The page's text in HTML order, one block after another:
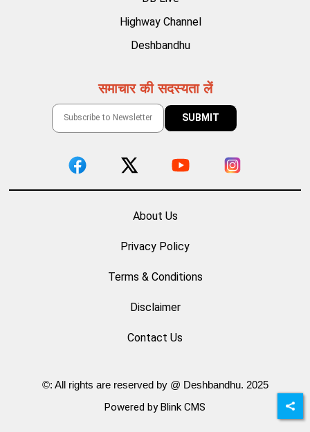
Highway Channel
Deshbandhu
समाचार की सदस्यता लें
About Us
Privacy Policy
Terms & Conditions
Disclaimer
Contact Us
©: All rights are reserved by @ Deshbandhu. 2025
Powered by Blink CMS